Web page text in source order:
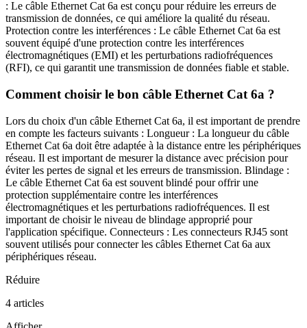
: Le câble Ethernet Cat 6a est conçu pour réduire les erreurs de
transmission de données, ce qui améliore la qualité du réseau.
Protection contre les interférences : Le câble Ethernet Cat 6a est
souvent équipé d'une protection contre les interférences
électromagnétiques (EMI) et les perturbations radiofréquences
(RFI), ce qui garantit une transmission de données fiable et stable.
Comment choisir le bon câble Ethernet Cat 6a ?
Lors du choix d'un câble Ethernet Cat 6a, il est important de prendre
en compte les facteurs suivants : Longueur : La longueur du câble
Ethernet Cat 6a doit être adaptée à la distance entre les périphériques
réseau. Il est important de mesurer la distance avec précision pour
éviter les pertes de signal et les erreurs de transmission. Blindage :
Le câble Ethernet Cat 6a est souvent blindé pour offrir une
protection supplémentaire contre les interférences
électromagnétiques et les perturbations radiofréquences. Il est
important de choisir le niveau de blindage approprié pour
l'application spécifique. Connecteurs : Les connecteurs RJ45 sont
souvent utilisés pour connecter les câbles Ethernet Cat 6a aux
périphériques réseau.
Réduire
4 articles